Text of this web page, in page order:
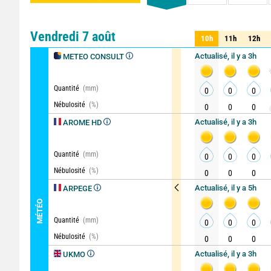
Comparateur station
Vendredi 7 août
MÉTÉO
METEO CONSULT
Quantité (mm)
Nébulosité (%)
AROME HD
Quantité (mm)
Nébulosité (%)
ARPEGE
Quantité (mm)
Nébulosité (%)
UKMO
10h 11h 12h
10h 11h 12h
Actualisé, il y a 3h
0 0 0
0
0 0
Actualisé, il y a 3h
0 0 0
0
0 0
Actualisé, il y a 5h
0 0 0
0
0 0
Actualisé, il y a 3h